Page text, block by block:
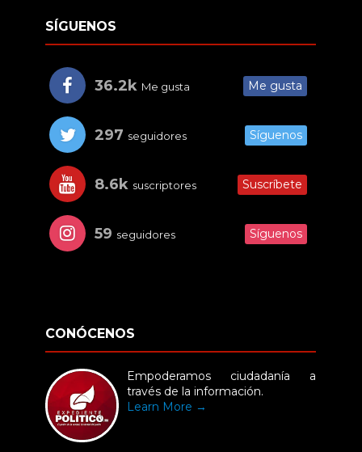
SÍGUENOS
36.2k Me gusta Me gusta
297 seguidores Síguenos
8.6k suscriptores Suscríbete
59 seguidores Síguenos
CONÓCENOS
Empoderamos ciudadanía a
través de la información.
Learn More →